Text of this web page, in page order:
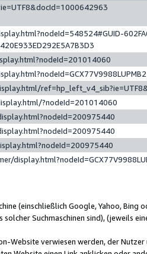
?nodeId=201014060
(einschließlich Google, Yahoo,
Suchmaschinen sind), (jeweils eine
Website verwiesen werden, der